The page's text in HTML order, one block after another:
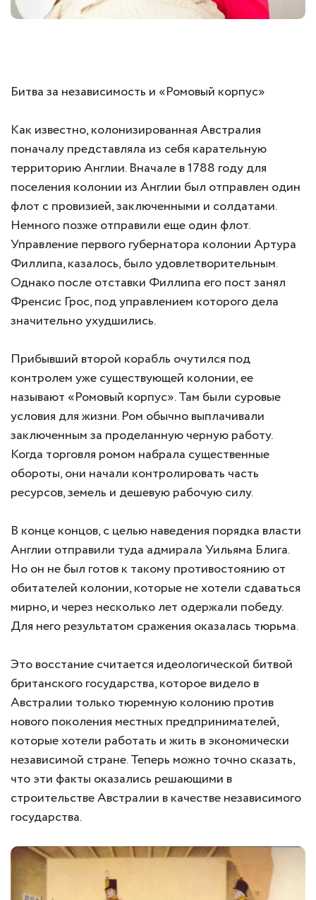
Битва за независимость и «Ромовый корпус»
Как известно, колонизированная Австралия
поначалу представляла из себя карательную
территорию Англии. Вначале в 1788 году для
поселения колонии из Англии был отправлен один
флот с провизией, заключенными и солдатами.
Немного позже отправили еще один флот.
Управление первого губернатора колонии Артура
Филлипа, казалось, было удовлетворительным.
Однако после отставки Филлипа его пост занял
Френсис Грос, под управлением которого дела
значительно ухудшились.
Прибывший второй корабль очутился под
контролем уже существующей колонии, ее
называют «Ромовый корпус». Там были суровые
условия для жизни. Ром обычно выплачивали
заключенным за проделанную черную работу.
Когда торговля ромом набрала существенные
обороты, они начали контролировать часть
ресурсов, земель и дешевую рабочую силу.
В конце концов, с целью наведения порядка власти
Англии отправили туда адмирала Уильяма Блига.
Но он не был готов к такому противостоянию от
обитателей колонии, которые не хотели сдаваться
мирно, и через несколько лет одержали победу.
Для него результатом сражения оказалась тюрьма.
Это восстание считается идеологической битвой
британского государства, которое видело в
Австралии только тюремную колонию против
нового поколения местных предпринимателей,
которые хотели работать и жить в экономически
независимой стране. Теперь можно точно сказать,
что эти факты оказались решающими в
строительстве Австралии в качестве независимого
государства.